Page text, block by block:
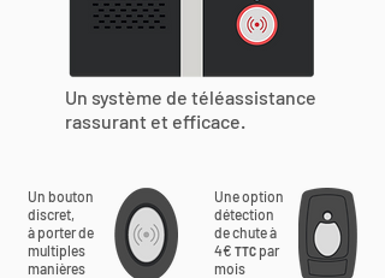
Un système de téléassistance
rassurant et efficace.
Un bouton
discret,
à porter de
multiples
manières
Une option
détection
de chute à
4€ TTC par
mois